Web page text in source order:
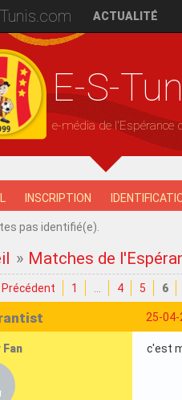
ACTUALITÉ
E-S-
e-média de l'Espérance
INSCRIPTION
pas identifié(e).
» Matches de
Précédent 1 4 5 6
25-04-
Fan c'est